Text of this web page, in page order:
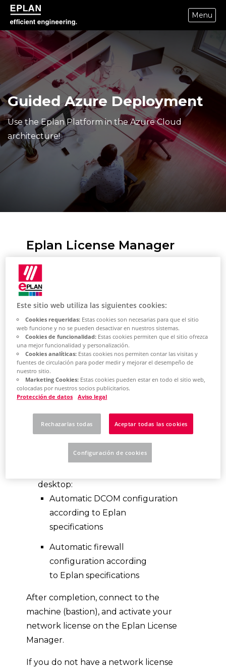
epulse.com home
Menu
Guided Azure Deployment
Use the Eplan Platform in the Azure Cloud
architecture!
Eplan License Manager
General information
This template supports you in
creating an Eplan License Manager in
your Azure subscription.
You will receive the following
support:
A machine is created (DS2_v2)
The machine is added to the set
domain
The Eplan license manager is
desktop:
Automatic DCOM configuration
according to Eplan
specifications
Automatic firewall
configuration according
to Eplan specifications
After completion, connect to the
machine (bastion), and activate your
network license on the Eplan License
Manager.
If you do not have a network license
Este sitio web utiliza las siguientes cookies:
Cookies requeridas:Estas cookies son necesarias para que el sitio
web funcione y no se pueden desactivar en nuestros sistemas.
Cookies de funcionalidad:Estas cookies permiten que el sitio ofrezca
una mejor funcionalidad y personalización.
Cookies analíticas:Estas cookies nos permiten contar las visitas y
fuentes de circulación para poder medir y mejorar el desempeño de
nuestro sitio.
Marketing Cookies:Estas cookies pueden estar en todo el sitio web,
colocadas por nuestros socios publicitarios.
Protección de datos
Aviso legal
Rechazarlas todas Aceptar todas las cookies
Configuración de cookies